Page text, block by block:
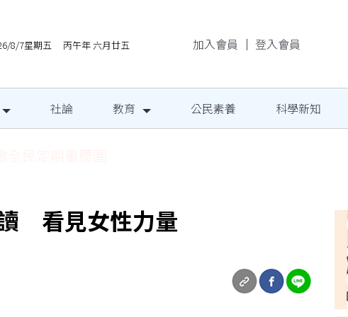
8/7星期五 丙午年 六月廿五 加入會員 ｜ 登入會員
社論 教育 公民素養 科學新知
看見女性力量